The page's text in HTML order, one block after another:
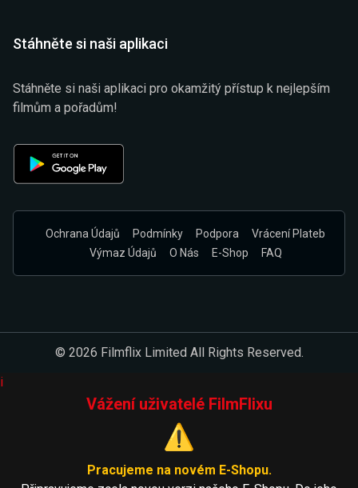
Stáhněte si naši aplikaci
Stáhněte si naši aplikaci pro okamžitý přístup k nejlepším
filmům a pořadům!
Ochrana Údajů Podmínky Podpora
Vrácení Plateb
Výmaz Údajů
O Nás E-Shop FAQ
© 2026 Filmflix Limited All Rights Reserved.
i
Vážení uživatelé FilmFlixu
⚠️
Pracujeme na novém E-Shopu.